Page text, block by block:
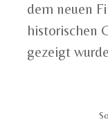
dem neuen
historischen
gezeigt